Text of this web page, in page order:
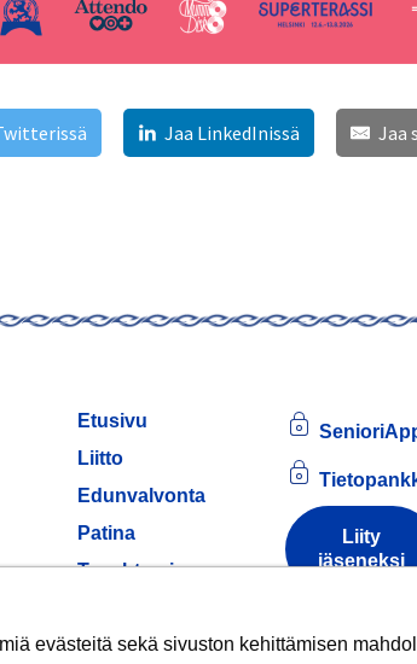
evästeitä sekä sivuston kehittämisen
Jaa LinkedInissä Jaa
Etusivu
Liitto
Edunvalvonta
Patina
Tapahtumia
Hankkeet
Liity
jäseneksi
evästeistä